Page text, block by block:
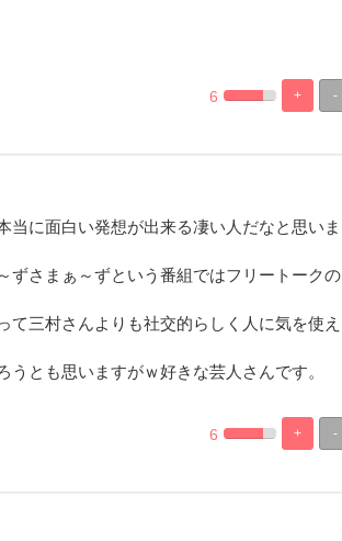
-
+
%
100%
6
当に面白い発想が出来る凄い人だなと思いま
ずさまぁ～ずという番組ではフリートークの
て三村さんよりも社交的らしく人に気を使え
うとも思いますがｗ好きな芸人さんです。
-
+
%
100%
6